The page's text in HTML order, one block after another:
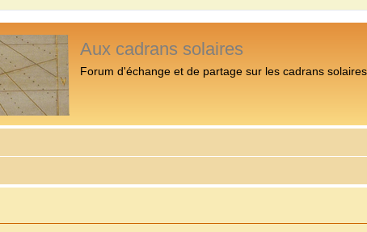
Aux cadrans solaires
Forum d'échange et de partage sur les cadrans solaires